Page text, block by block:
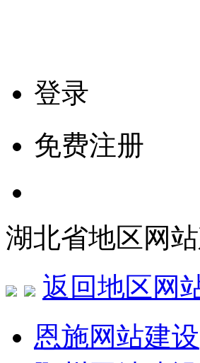
登录
免费注册
湖北省地区网
返回地区网
恩施网站建设